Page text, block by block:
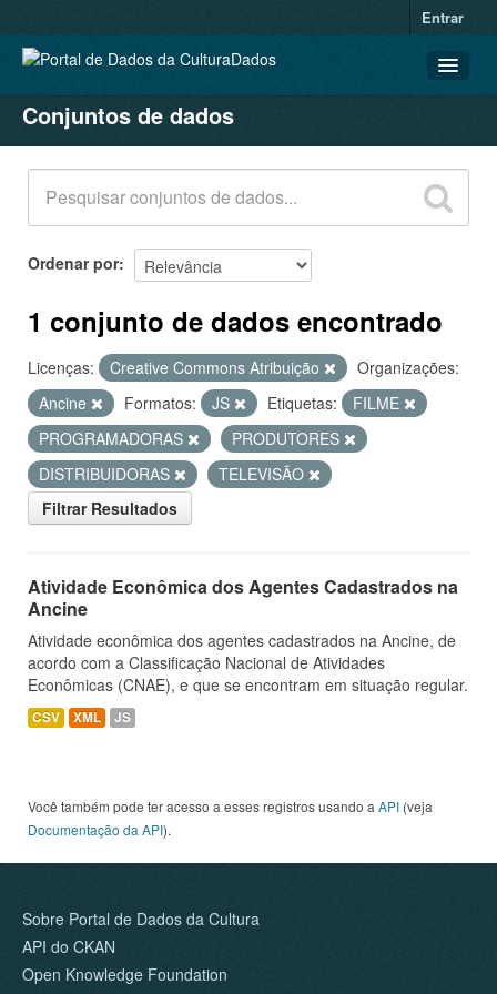
Entrar
CONJUNTOS DE DADOS
ORGANIZAÇÕES
GRUPOS
SOBRE
Conjuntos de dados
Ordenar por
1 conjunto de dados encontrado
Licenças: Creative Commons Atribuição
Organizações:
Ancine
Formatos: JS Etiquetas:
FILME
PROGRAMADORAS
PRODUTORES
DISTRIBUIDORAS
TELEVISÃO
Filtrar Resultados
Atividade Econômica dos Agentes Cadastrados na
Ancine
Atividade econômica dos agentes cadastrados na Ancine, de
acordo com a Classificação Nacional de Atividades
Econômicas (CNAE), e que se encontram em situação regular.
CSV XML JS
Você também pode ter acesso a esses registros usando a API (veja
Documentação da API).
Sobre Portal de Dados da Cultura
API do CKAN
Open Knowledge Foundation